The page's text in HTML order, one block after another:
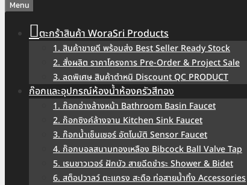
Menu
ตะกร้าสินค้า WoraSri Products
1. สินค้าขายดี พร้อมส่ง Best Seller Ready Stock
2. สั่งผลิต ราคาโครงการ Pre-Order & Project Sale
3. ลดพิเศษ สินค้าตำหนิ Discount QC PRODUCT
ก๊อกและอุปกรณ์ห้องน้ำห้องครัวสีทอง
1. ก๊อกอ่างล้างหน้า Bathroom Basin Faucet
2. ก๊อกซิงค์ล้างจาน Kitchen Sink Faucet
3. ก๊อกน้ำเซ็นเซอร์ อัตโนมัติ Sensor Faucet
4. ก๊อกบอลสนามทองเหลือง Bibcock Ball Valve Tap
5. เรนชาวเวอร์ ฝักบัว สายฉีดชำระ Shower & Bidet
6. สต็อปวาลว์ ตะแกรง สะดือ ท่อสายน้ำทิ้ง Accessories